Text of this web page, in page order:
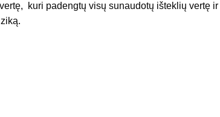
kuri padengtų visų sunaudotų išteklių vertę ir